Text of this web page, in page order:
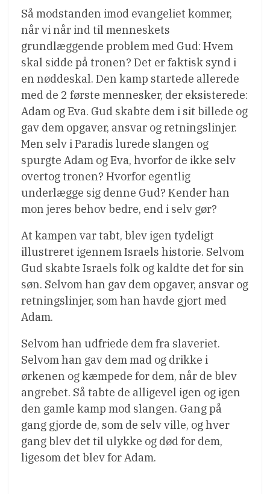
Så modstanden imod evangeliet kommer,
når vi når ind til menneskets
grundlæggende problem med Gud: Hvem
skal sidde på tronen? Det er faktisk synd i
en nøddeskal. Den kamp startede allerede
med de 2 første mennesker, der eksisterede:
Adam og Eva. Gud skabte dem i sit billede og
gav dem opgaver, ansvar og retningslinjer.
Men selv i Paradis lurede slangen og
spurgte Adam og Eva, hvorfor de ikke selv
overtog tronen? Hvorfor egentlig
underlægge sig denne Gud? Kender han
mon jeres behov bedre, end i selv gør?
At kampen var tabt, blev igen tydeligt
illustreret igennem Israels historie. Selvom
Gud skabte Israels folk og kaldte det for sin
søn. Selvom han gav dem opgaver, ansvar og
retningslinjer, som han havde gjort med
Adam.
Selvom han udfriede dem fra slaveriet.
Selvom han gav dem mad og drikke i
ørkenen og kæmpede for dem, når de blev
angrebet. Så tabte de alligevel igen og igen
den gamle kamp mod slangen. Gang på
gang gjorde de, som de selv ville, og hver
gang blev det til ulykke og død for dem,
ligesom det blev for Adam.